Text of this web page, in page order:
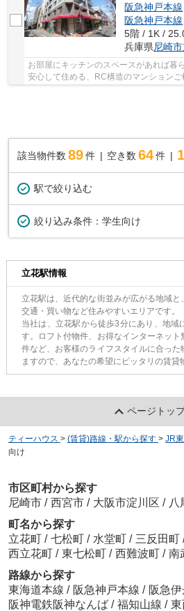
阪急神戸本線
阪急神戸本線
5階 / 1K /
兵庫県尼崎市
お部屋にキッチンのスペースがあれば暮
安心して住める、RC構造のマンション
と、嬉しい低賃料の家賃4.1万円の物件。
該当物件数 89件 空き数 64 件
駅で絞り込む
絞り込み条件： 学生向け
立花駅情報
立花駅は、近代的な街並みが広がる地域と
交通・買い物など住みやすいエリアです。
当社は、立花駅から徒歩3分にあり、地域
す。ロフト付物件、お得なインターネッ
件など、お客様のライフスタイルに合った
ますので、あなたの希望にピッタリの賃貸
ページトッ
ティーハウス > (賃貸)路線・駅から探す > JR
向け
市区町村から探す
尼崎市 / 西宮市 / 大阪市淀川区 / 八
町名から探す
立花町 / 七松町 / 水堂町 / 三反田町
西立花町 / 東七松町 / 西難波町 / 南
路線から探す
東海道本線 / 阪急神戸本線 / 阪急
阪神電鉄阪神なんば / 福知山線 / 東